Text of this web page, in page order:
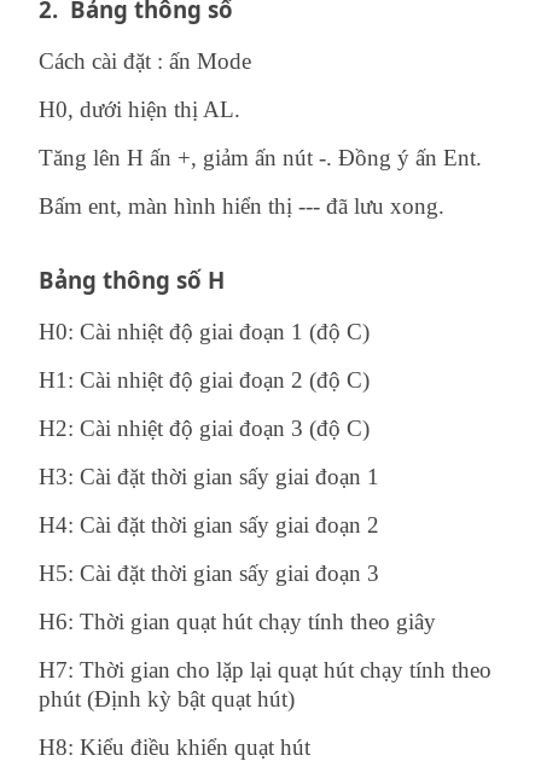
2. Bảng thông số
Cách cài đặt : ấn Mode
H0, dưới hiện thị AL.
Tăng lên H ấn +, giảm ấn nút -. Đồng ý ấn Ent.
Bấm ent, màn hình hiển thị --- đã lưu xong.
Bảng thông số H
H0: Cài nhiệt độ giai đoạn 1 (độ C)
H1: Cài nhiệt độ giai đoạn 2 (độ C)
H2: Cài nhiệt độ giai đoạn 3 (độ C)
H3: Cài đặt thời gian sấy giai đoạn 1
H4: Cài đặt thời gian sấy giai đoạn 2
H5: Cài đặt thời gian sấy giai đoạn 3
H6: Thời gian quạt hút chạy tính theo giây
H7: Thời gian cho lặp lại quạt hút chạy tính theo
phút (Định kỳ bật quạt hút)
H8: Kiểu điều khiển quạt hút